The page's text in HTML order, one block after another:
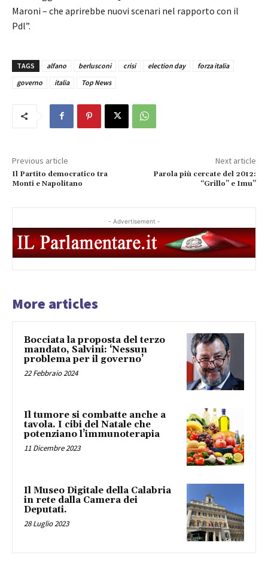
Maroni – che aprirebbe nuovi scenari nel rapporto con il
Pdl”.
TAGS alfano berlusconi crisi election day
forza italia
governo
italia Top News
Previous article
Il Partito democratico tra
Monti e Napolitano
Next article
Parola più cercate del 2012:
“Grillo” e Imu”
- Advertisement -
More articles
Bocciata la proposta del terzo
mandato, Salvini: ‘Nessun
problema per il governo’
22 Febbraio 2024
Il tumore si combatte anche a
tavola. I cibi del Natale che
potenziano l’immunoterapia
11 Dicembre 2023
Il Museo Digitale della Calabria
in rete dalla Camera dei
Deputati.
28 Luglio 2023